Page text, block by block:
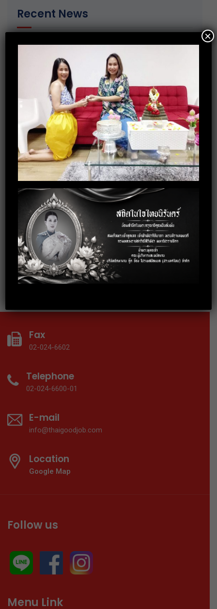
Recent News
มอบของขวัญวันเด็กให้กับ ศูนย์พัฒนาเด็ก
เล็กตำบลเกาะเทโพ จ.อุทัยธานี
20 December 2019
การอบรมพัฒนาทักษะ Recruitment
30 October 2019
กิจกรรมร่วมบริจาคสิ่งของจำเป็นให้กับ
บ้านราชาวดี (หญิง) จ.นนทบุรี
3 October 2019
อบรมการพัฒนาบุคลิกภาพสู่การทำงาน
อย่างมืออาชีพ
18 September 2019
อบรมเทคนิคการทำงานร่วมกับคนทุก
Gen ให้ประสบความสำเร็จ
Fax
02-024-6602
Telephone
02-024-6600-01
E-mail
info@thaigoodjob.com
Location
Google Map
Follow us
Menu Link
×